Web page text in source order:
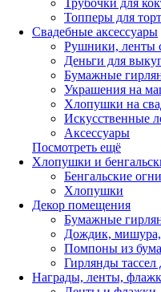
Топперы для
Свадебные аксессуары
Рушники, ленты
Деньги для
Бумажные
Украшения на
Хлопушки на
Искусственные
Аксессуары
Посмотреть ещё
Хлопушки и
Бенгальские огни
Хлопушки
Декор помещения
Бумажные
Дождик, мишура,
Помпоны из
Гирлянды тассел
Награды, ленты,